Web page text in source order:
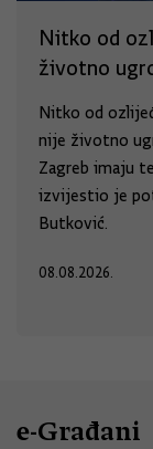
Nitko od
životno
Nitko od
nije životno
Zagreb imaju
izvijestio je
Butković.
08.08.2026.
e-Građani